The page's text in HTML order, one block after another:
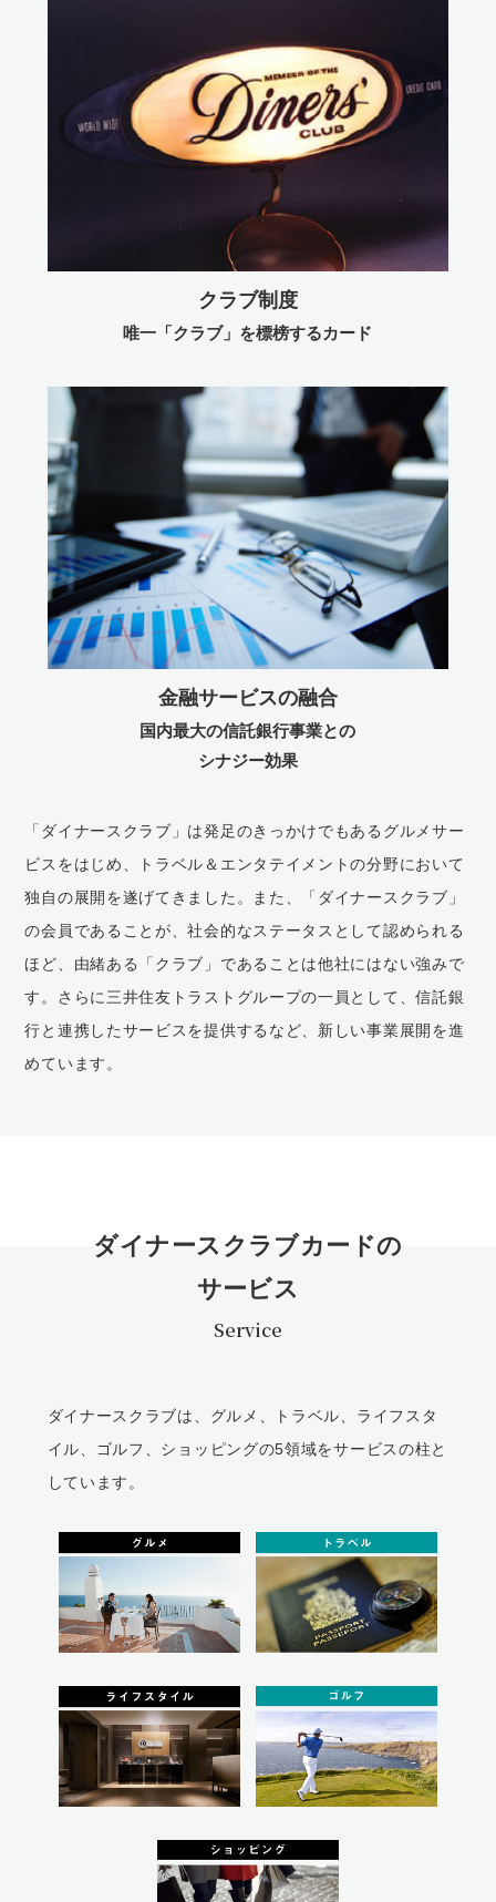
クラブ制度
唯一「クラブ」を標榜するカード
金融サービスの融合
国内最大の信託銀行事業との
シナジー効果
「ダイナースクラブ」は発足のきっかけでもあるグルメサー
ビスをはじめ、トラベル＆エンタテイメントの分野において
独自の展開を遂げてきました。また、「ダイナースクラブ」
の会員であることが、社会的なステータスとして認められる
ほど、由緒ある「クラブ」であることは他社にはない強みで
す。さらに三井住友トラストグループの一員として、信託銀
行と連携したサービスを提供するなど、新しい事業展開を進
めています。
ダイナースクラブカードの
サービス
Service
ダイナースクラブは、グルメ、トラベル、ライフスタ
イル、ゴルフ、ショッピングの5領域をサービスの柱と
しています。